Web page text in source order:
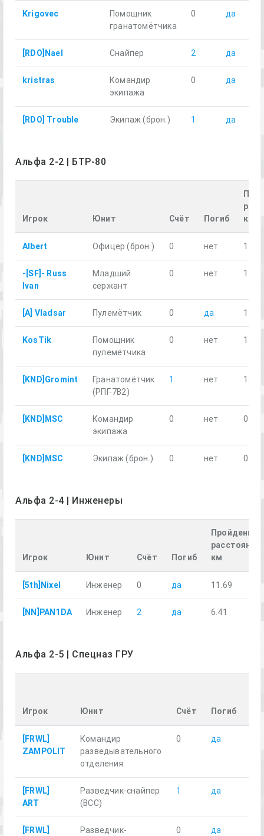
Krigovec
Помощник
гранатомётчика
0 да
[RDO]Nael Снайпер 2 да
kristras
Командир
экипажа
0 да
[RDO] Trouble Экипаж (брон.) 1 да
Альфа 2-2 | БТР-80
Игрок Юнит Счёт Погиб
км
Albert Офицер (брон.) 0 нет 14.89
-[SF]- Russ
Ivan
Младший
сержант
0 нет 13.39
[A] Vladsar Пулемётчик 0 да 11.26
KosTik
Помощник
пулемётчика
0 нет 14.53
[KND]Gromint
Гранатомётчик
(РПГ-7В2)
1 нет 13.93
[KND]MSC
Командир
экипажа
0 нет 0
[KND]MSC Экипаж (брон.) 0 нет 0
Альфа 2-4 | Инженеры
Игрок Юнит Счёт Погиб
Пройденное
расстояние,
км
[5th]Nixel Инженер 0 да 11.69
[NN]PAN1DA Инженер 2 да 6.41
Альфа 2-5 | Спецназ ГРУ
Игрок Юнит Счёт Погиб
[FRWL]
ZAMPOLIT
Командир
разведывательного
отделения
0 да
[FRWL]
ART
Разведчик-снайпер
(ВСС)
1 да
[FRWL]
Разведчик-
0 да